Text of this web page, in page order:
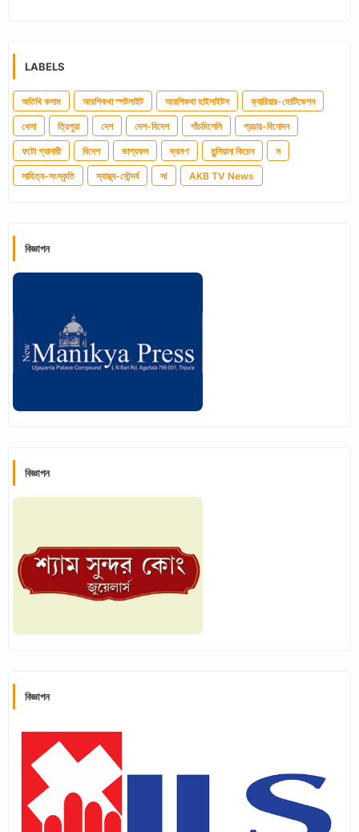
LABELS
অতিথি কলাম আরশিকথা স্পটলাইট আরশিকথা হাইলাইটস ক্যারিয়ার-মোটিভেশন
খেলা ত্রিপুরা দেশ দেশ-বিদেশ পাঁচমিশেলি প্রচার-বিনোদন
ফটো গ্যালারী বিদেশ ভাগ্যফল ভ্রমণ মুন্সিয়ানা কিচেন স
সাহিত্য-সংস্কৃতি স্বাস্থ্য-সৌন্দর্য সl AKB TV News
বিজ্ঞাপন
বিজ্ঞাপন
বিজ্ঞাপন